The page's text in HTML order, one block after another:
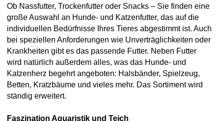
Ob Nassfutter, Trockenfutter oder Snacks – Sie finden eine
große Auswahl an Hunde- und Katzenfutter, das auf die
individuellen Bedürfnisse Ihres Tieres abgestimmt ist. Auch
bei speziellen Anforderungen wie Unverträglichkeiten oder
Krankheiten gibt es das passende Futter. Neben Futter
wird natürlich außerdem alles, was das Hunde- und
Katzenherz begehrt angeboten: Halsbänder, Spielzeug,
Betten, Kratzbäume und vieles mehr. Das Sortiment wird
ständig erweitert.
Faszination Aquaristik und Teich